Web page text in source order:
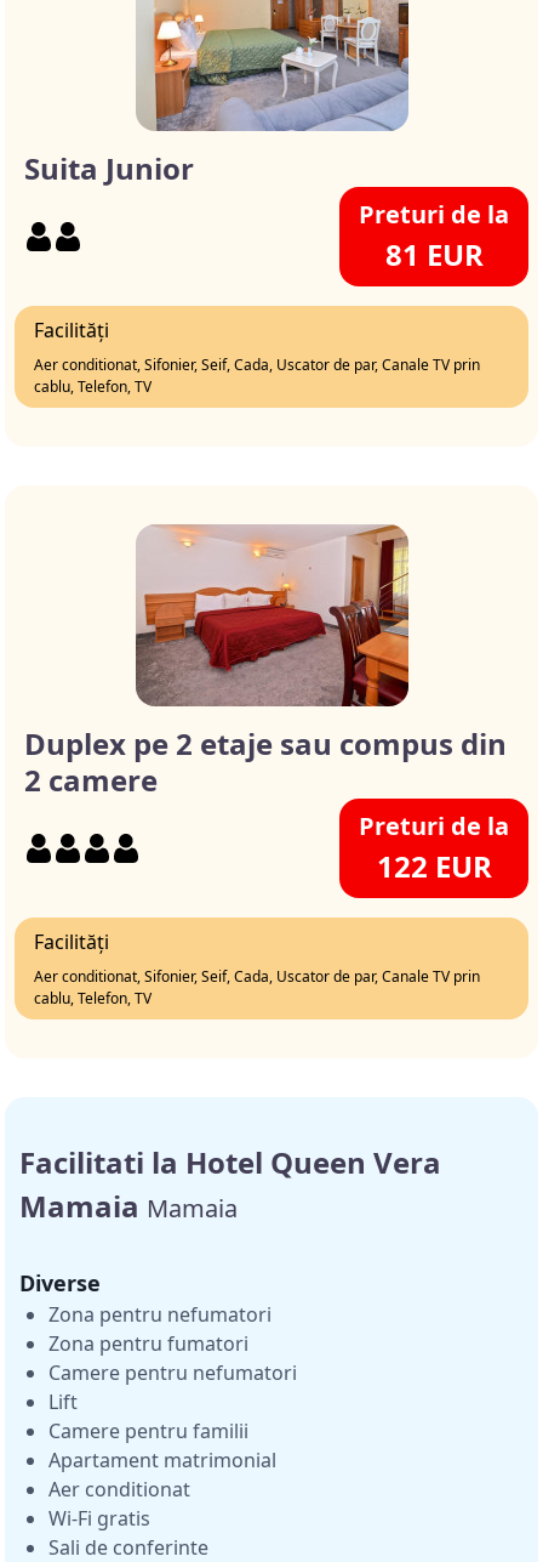
Suita Junior
Preturi de la
81 EUR
Facilități
Aer conditionat, Sifonier, Seif, Cada, Uscator de par, Canale TV prin
cablu, Telefon, TV
Duplex pe 2 etaje sau compus din
2 camere
Preturi de la
122 EUR
Facilități
Aer conditionat, Sifonier, Seif, Cada, Uscator de par, Canale TV prin
cablu, Telefon, TV
Facilitati la Hotel Queen Vera
Mamaia Mamaia
Diverse
Zona pentru nefumatori
Zona pentru fumatori
Camere pentru nefumatori
Lift
Camere pentru familii
Apartament matrimonial
Aer conditionat
Wi-Fi gratis
Sali de conferinte